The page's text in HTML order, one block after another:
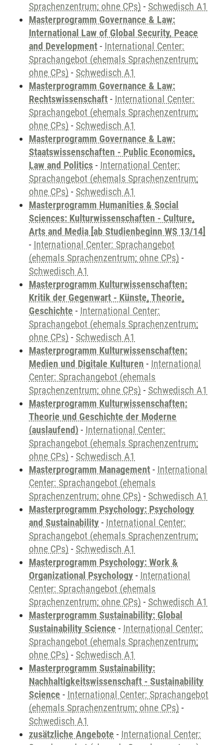
Sprachenzentrum; ohne CPs) - Schwedisch A1
Masterprogramm Governance & Law:
International Law of Global Security, Peace
and Development - International Center:
Sprachangebot (ehemals Sprachenzentrum;
ohne CPs) - Schwedisch A1
Masterprogramm Governance & Law:
Rechtswissenschaft - International Center:
Sprachangebot (ehemals Sprachenzentrum;
ohne CPs) - Schwedisch A1
Masterprogramm Governance & Law:
Staatswissenschaften - Public Economics,
Law and Politics - International Center:
Sprachangebot (ehemals Sprachenzentrum;
ohne CPs) - Schwedisch A1
Masterprogramm Humanities & Social
Sciences: Kulturwissenschaften - Culture,
Arts and Media [ab Studienbeginn WS 13/14]
- International Center: Sprachangebot
(ehemals Sprachenzentrum; ohne CPs) -
Schwedisch A1
Masterprogramm Kulturwissenschaften:
Kritik der Gegenwart - Künste, Theorie,
Geschichte - International Center:
Sprachangebot (ehemals Sprachenzentrum;
ohne CPs) - Schwedisch A1
Masterprogramm Kulturwissenschaften:
Medien und Digitale Kulturen - International
Center: Sprachangebot (ehemals
Sprachenzentrum; ohne CPs) - Schwedisch A1
Masterprogramm Kulturwissenschaften:
Theorie und Geschichte der Moderne
(auslaufend) - International Center:
Sprachangebot (ehemals Sprachenzentrum;
ohne CPs) - Schwedisch A1
Masterprogramm Management - International
Center: Sprachangebot (ehemals
Sprachenzentrum; ohne CPs) - Schwedisch A1
Masterprogramm Psychology: Psychology
and Sustainability - International Center:
Sprachangebot (ehemals Sprachenzentrum;
ohne CPs) - Schwedisch A1
Masterprogramm Psychology: Work &
Organizational Psychology - International
Center: Sprachangebot (ehemals
Sprachenzentrum; ohne CPs) - Schwedisch A1
Masterprogramm Sustainability: Global
Sustainability Science - International Center:
Sprachangebot (ehemals Sprachenzentrum;
ohne CPs) - Schwedisch A1
Masterprogramm Sustainability:
Nachhaltigkeitswissenschaft - Sustainability
Science - International Center: Sprachangebot
(ehemals Sprachenzentrum; ohne CPs) -
Schwedisch A1
zusätzliche Angebote - International Center: